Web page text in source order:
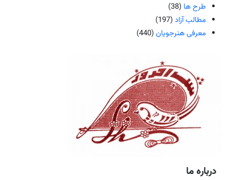
طرح ها (38)
مطالب آزاد (197)
معرفی هنرجویان (440)
درباره ما